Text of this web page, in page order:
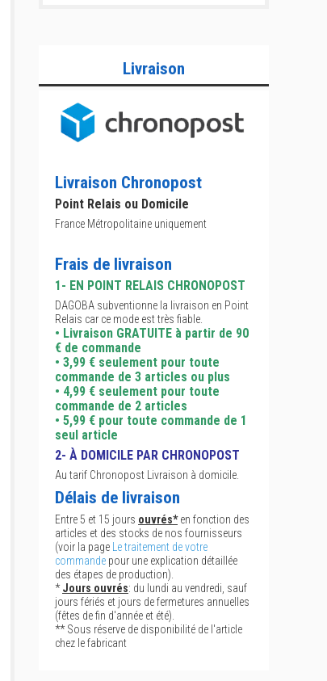
Livraison
Livraison Chronopost
Point Relais ou Domicile
France Métropolitaine uniquement
Frais de livraison
1- EN POINT RELAIS CHRONOPOST
DAGOBA subventionne la livraison en Point
Relais car ce mode est très fiable.
• Livraison GRATUITE à partir de 90
€ de commande
• 3,99 € seulement pour toute
commande de 3 articles ou plus
• 4,99 € seulement pour toute
commande de 2 articles
• 5,99 € pour toute commande de 1
seul article
2- À DOMICILE PAR CHRONOPOST
Au tarif Chronopost Livraison à domicile.
Délais de livraison
Entre 5 et 15 jours ouvrés*en fonction des
articles et des stocks de nos fournisseurs
(voir la page
Le traitement de votre
commande pour une explication détaillée
des étapes de production).
*Jours ouvrés: du lundi au vendredi, sauf
jours fériés et jours de fermetures annuelles
(fêtes de fin d'année et été).
** Sous réserve de disponibilité de l'article
chez le fabricant